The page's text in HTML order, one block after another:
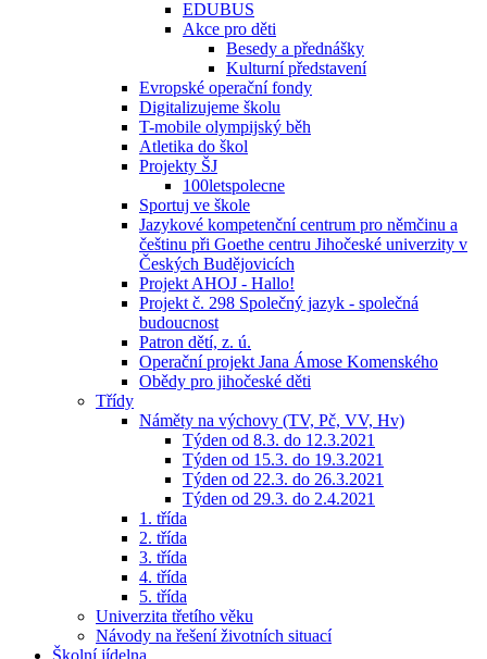
EDUBUS
Akce pro děti
Besedy a přednášky
Kulturní představení
Evropské operační fondy
Digitalizujeme školu
T-mobile olympijský běh
Atletika do škol
Projekty ŠJ
100letspolecne
Sportuj ve škole
Jazykové kompetenční centrum pro němčinu a
češtinu při Goethe centru Jihočeské univerzity v
Českých Budějovicích
Projekt AHOJ - Hallo!
Projekt č. 298 Společný jazyk - společná
budoucnost
Patron dětí, z. ú.
Operační projekt Jana Ámose Komenského
Obědy pro jihočeské děti
Třídy
Náměty na výchovy (TV, Pč, VV, Hv)
Týden od 8.3. do 12.3.2021
Týden od 15.3. do 19.3.2021
Týden od 22.3. do 26.3.2021
Týden od 29.3. do 2.4.2021
1. třída
2. třída
3. třída
4. třída
5. třída
Univerzita třetího věku
Návody na řešení životních situací
Školní jídelna